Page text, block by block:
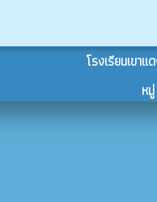
โรงเรียนเขา
ห